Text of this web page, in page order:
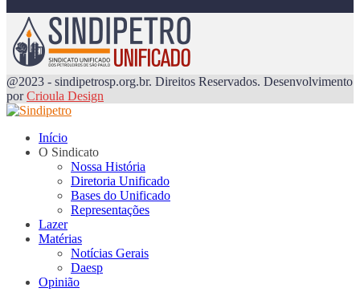
@2023 - sindipetrosp.org.br. Direitos Reservados. Desenvolvimento
porCrioula Design
Início
O Sindicato
Nossa História
Diretoria Unificado
Bases do Unificado
Representações
Lazer
Matérias
Notícias Gerais
Daesp
Opinião